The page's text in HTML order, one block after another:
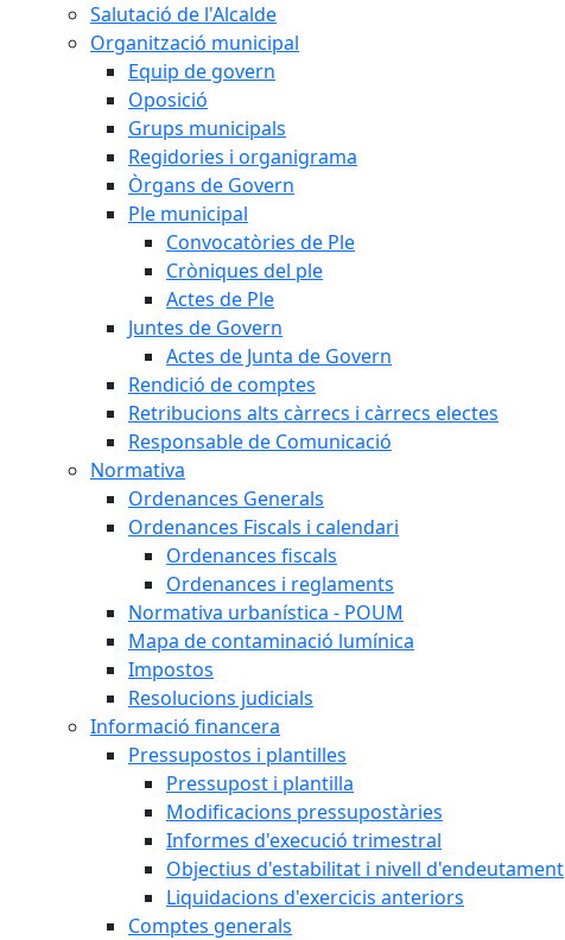
Salutació de l'Alcalde
Organització municipal
Equip de govern
Oposició
Grups municipals
Regidories i organigrama
Òrgans de Govern
Ple municipal
Convocatòries de Ple
Cròniques del ple
Actes de Ple
Juntes de Govern
Actes de Junta de Govern
Rendició de comptes
Retribucions alts càrrecs i càrrecs electes
Responsable de Comunicació
Normativa
Ordenances Generals
Ordenances Fiscals i calendari
Ordenances fiscals
Ordenances i reglaments
Normativa urbanística - POUM
Mapa de contaminació lumínica
Impostos
Resolucions judicials
Informació financera
Pressupostos i plantilles
Pressupost i plantilla
Modificacions pressupostàries
Informes d'execució trimestral
Objectius d'estabilitat i nivell d'endeutament
Liquidacions d'exercicis anteriors
Comptes generals